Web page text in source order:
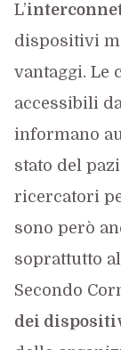
L’
dispositivi
vantaggi. Le
accessibili
informano
stato del
ricercatori
sono però
soprattutto
Secondo
dei